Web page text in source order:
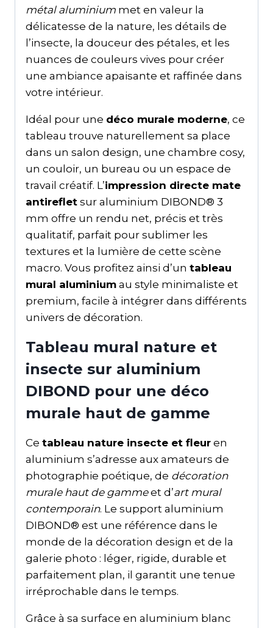
métal aluminium met en valeur la
délicatesse de la nature, les détails de
l’insecte, la douceur des pétales, et les
nuances de couleurs vives pour créer
une ambiance apaisante et raffinée dans
votre intérieur.
Idéal pour une déco murale moderne, ce
tableau trouve naturellement sa place
dans un salon design, une chambre cosy,
un couloir, un bureau ou un espace de
travail créatif. L’impression directe mate
antireflet sur aluminium DIBOND® 3
mm offre un rendu net, précis et très
qualitatif, parfait pour sublimer les
textures et la lumière de cette scène
macro. Vous profitez ainsi d’un tableau
mural aluminium au style minimaliste et
premium, facile à intégrer dans différents
univers de décoration.
Tableau mural nature et
insecte sur aluminium
DIBOND pour une déco
murale haut de gamme
Ce tableau nature insecte et fleur en
aluminium s’adresse aux amateurs de
photographie poétique, de décoration
murale haut de gammeet d’art mural
contemporain. Le support aluminium
DIBOND® est une référence dans le
monde de la décoration design et de la
galerie photo : léger, rigide, durable et
parfaitement plan, il garantit une tenue
irréprochable dans le temps.
Grâce à sa surface en aluminium blanc